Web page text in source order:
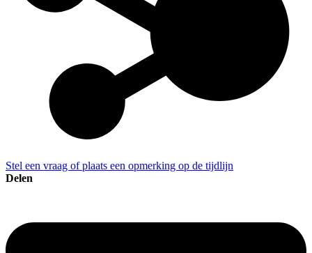
Stel een vraag of plaats een opmerking op de tijdlijn
Delen